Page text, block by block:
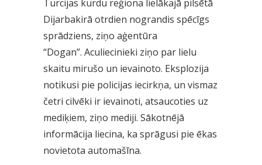
Turcijas kurdu reģiona lielākajā pilsētā
Dijarbakirā otrdien nograndis spēcīgs
sprādziens, ziņo aģentūra
“Dogan”. Aculiecinieki ziņo par lielu
skaitu mirušo un ievainoto. Eksplozija
notikusi pie policijas iecirkņa, un vismaz
četri cilvēki ir ievainoti, atsaucoties uz
mediķiem, ziņo mediji. Sākotnējā
informācija liecina, ka sprāgusi pie ēkas
novietota automašīna.